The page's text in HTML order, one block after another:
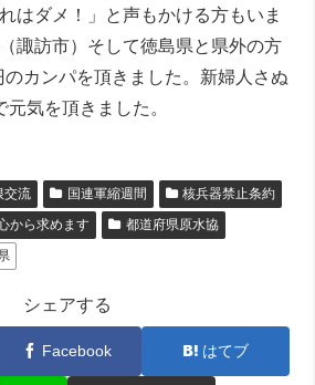
はダメ！」と声もかける方もいま
諏訪市）そして徳島県と県外の方
のカンパを頂きました。新婦人さぬ
気を頂きました。
交流 国連軍縮週間
核兵器禁止条約
から求めます
都道府県原水協
シェアする
Facebook はてブ